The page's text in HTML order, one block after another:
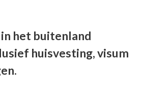
het buitenland
huisvesting, visum